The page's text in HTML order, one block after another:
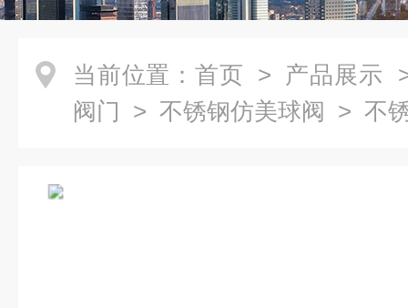
当前位置： 首页 > 产品展示
阀门 > 不锈钢仿美球阀 > 不